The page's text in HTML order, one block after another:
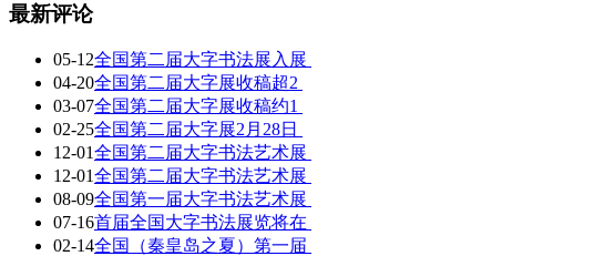
最新评论
05-12全国第二届大字书法展入展
04-20全国第二届大字展收稿超2
03-07全国第二届大字展收稿约1
02-25全国第二届大字展2月28日
12-01全国第二届大字书法艺术展
12-01全国第二届大字书法艺术展
08-09全国第一届大字书法艺术展
07-16首届全国大字书法展览将在
02-14全国（秦皇岛之夏）第一届